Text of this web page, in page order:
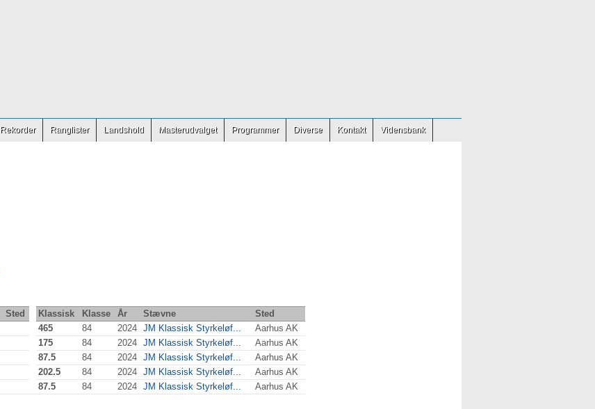
Rekorder Ranglister Landshold Masterudvalget Programmer Diverse Kontakt Vidensbank
Sted Klassisk Klasse År Stævne
Sted
465 84 2024 JM Klassisk Styrkeløf...
Aarhus AK
175 84 2024 JM Klassisk Styrkeløf...
Aarhus AK
87.5 84 2024 JM Klassisk Styrkeløf...
Aarhus AK
202.5 84 2024 JM Klassisk Styrkeløf...
Aarhus AK
87.5 84 2024 JM Klassisk Styrkeløf... Aarhus AK